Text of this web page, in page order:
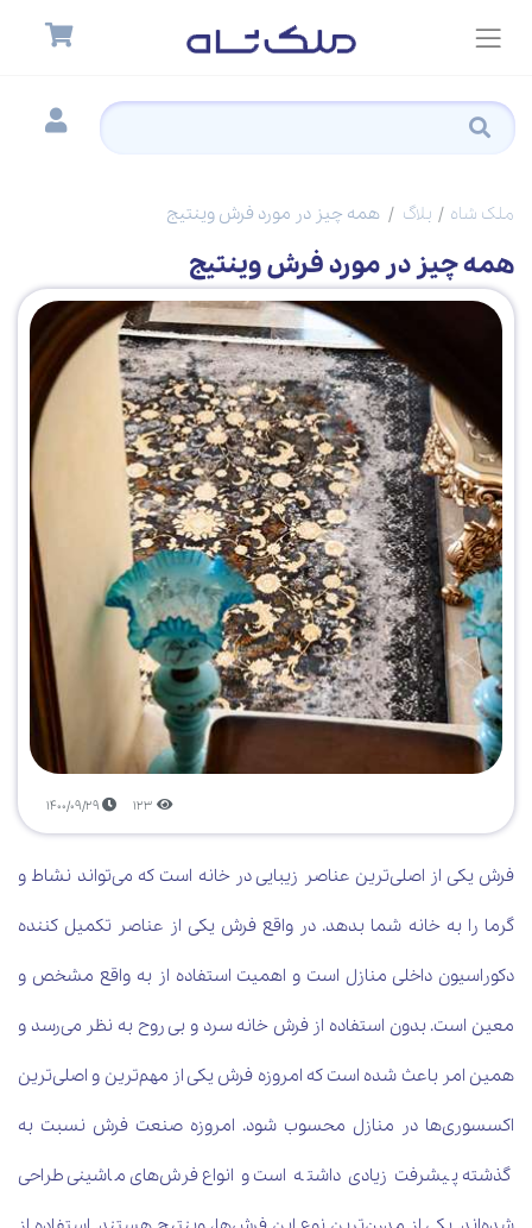
ملک شاه بلاگ همه چیز در مورد فرش وینتیج
همه چیز در مورد فرش وینتیج
1400/09/29
فرش یکی از اصلی‌ترین عناصر زیبایی در خانه است که می‌تواند نشاط و
گرما را به خانه شما بدهد. در واقع فرش یکی از عناصر تکمیل کننده
دکوراسیون داخلی منازل است و اهمیت استفاده از به واقع مشخص و
معین است. بدون استفاده از فرش خانه سرد و بی روح به نظر می‌رسد و
همین امر باعث شده است که امروزه فرش یکی از مهم‌ترین و اصلی‌ترین
اکسسوری‌ها در منازل محسوب شود. امروزه صنعت فرش نسبت به
گذشته پیشرفت زیادی داشته است و انواع فرش‌های ماشینی طراحی